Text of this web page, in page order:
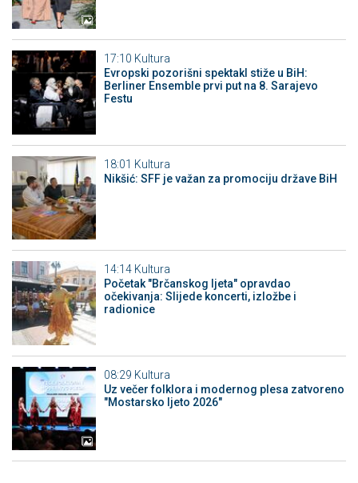
17:10 Kultura
Evropski pozorišni spektakl stiže u BiH:
Berliner Ensemble prvi put na 8. Sarajevo
Festu
18:01 Kultura
Nikšić: SFF je važan za promociju države BiH
14:14 Kultura
Početak "Brčanskog ljeta" opravdao
očekivanja: Slijede koncerti, izložbe i
radionice
08:29 Kultura
Uz večer folklora i modernog plesa zatvoreno
"Mostarsko ljeto 2026"